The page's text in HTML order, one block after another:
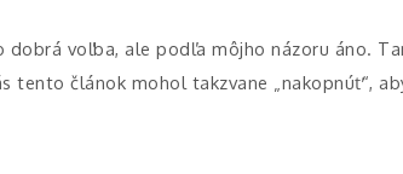
voľba, ale podľa môjho názoru áno.
tento článok mohol takzvane „nakopnúť“,